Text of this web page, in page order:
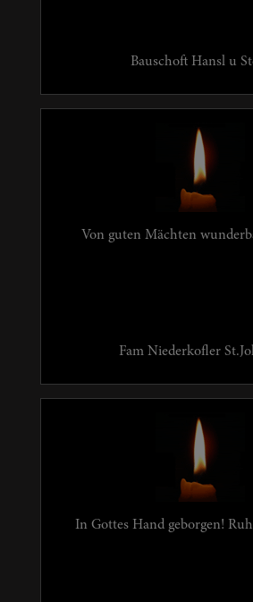
Bauschoft Hansl u
Von guten Mächten
Fam Niederkofler
In Gottes Hand geborgen!